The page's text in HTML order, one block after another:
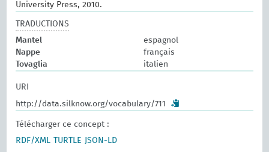
University Press, 2010.
TRADUCTIONS
Mantel
espagnol
Nappe
français
Tovaglia
italien
URI
http://data.silknow.org/vocabulary/711
Télécharger ce concept :
RDF/XML
TURTLE JSON-LD